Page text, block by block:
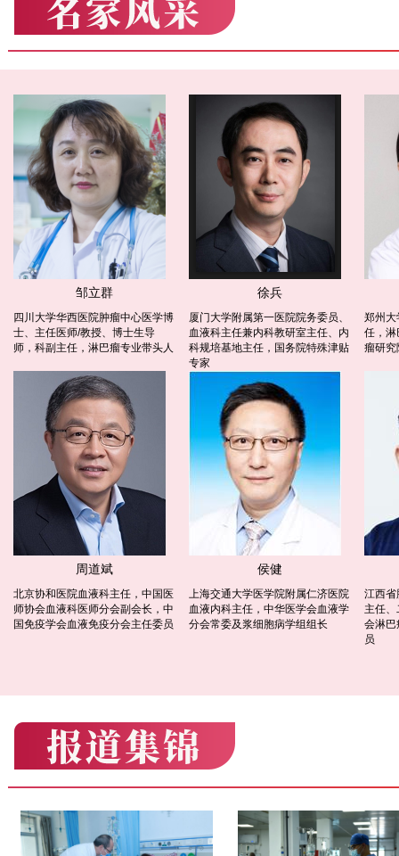
邹立群
四川大学华西医院肿瘤中心医学博
士、主任医师/教授、博士生导
师，科副主任，淋巴瘤专业带头人
徐兵
厦门大学附属第一医院院务委员、
血液科主任兼内科教研室主任、内
科规培基地主任，国务院特殊津贴
专家
郑州大
任，淋
瘤研究
周道斌
北京协和医院血液科主任，中国医
师协会血液科医师分会副会长，中
国免疫学会血液免疫分会主任委员
侯健
上海交通大学医学院附属仁济医院
血液内科主任，中华医学会血液学
分会常委及浆细胞病学组组长
江西省
主任
会淋巴
员